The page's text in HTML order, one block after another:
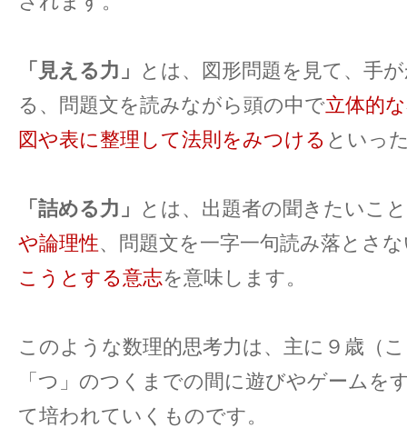
「見える力」
とは、図形問題を見て、手
る、問題文を読みながら頭の中で立体的
図や表に整理して法則をみつける といっ
「詰める力」
とは、出題者の聞きたいこ
や論理性、問題文を一字一句読み落とさ
こうとする意志を意味します。
このような数理的思考力は、主に９歳（
「つ」のつくまでの間に遊びやゲームを
て培われていくものです。